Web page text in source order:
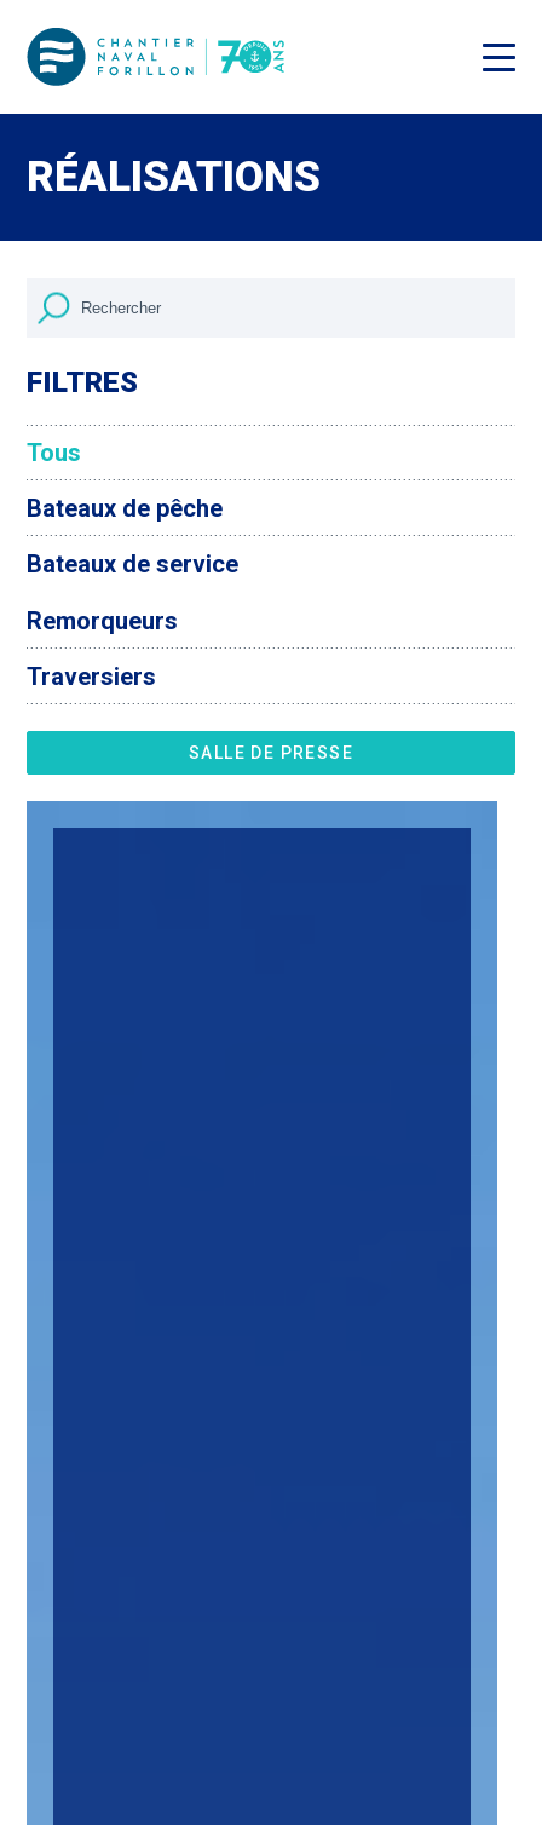
RÉALISATIONS
FILTRES
Tous
Bateaux de pêche
Bateaux de service
Remorqueurs
Traversiers
SALLE DE PRESSE